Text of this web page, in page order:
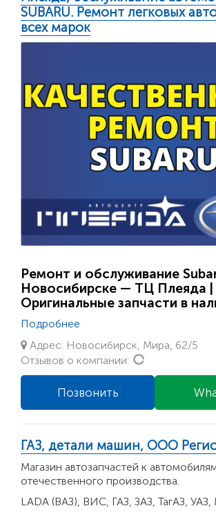
SUBARU. Ремонт легковых
всех марок
Ремонт и обслуживание
Новосибирске — ТЦ Плеяда |
Оригинальные запчасти в
Подробнее
Адрес: Новосибирск, Мира, 62/5
Отзывов о компании:
Позвонить
ГАЗ, детали машин, ООО
Магазин автозапчастей к
отечественного производства.
LADA (ВАЗ), ВИС, ГАЗ, ЗАЗ, ТагАЗ, УАЗ,